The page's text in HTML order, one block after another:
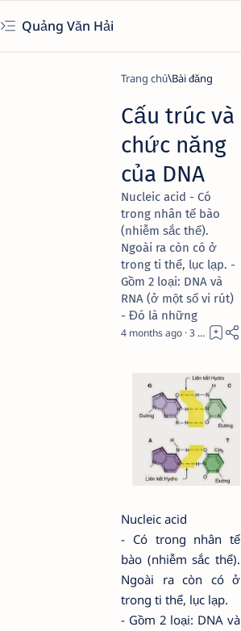
Quảng Văn Hải
Trang chủ
Cấu trúc và
chức năng
của DNA
Nucleic acid - Có
trong nhân tế bào
(nhiễm sắc thể).
Ngoài ra còn có ở
trong ti thể, lục lạp. -
Gồm 2 loại: DNA và
RNA (ở một số vi rút)
- Đó là những
4 months ago 3
Nucleic acid
- Có trong nhân tế
bào (nhiễm sắc thể).
Ngoài ra còn có ở
trong ti thể, lục lạp.
- Gồm 2 loại: DNA và